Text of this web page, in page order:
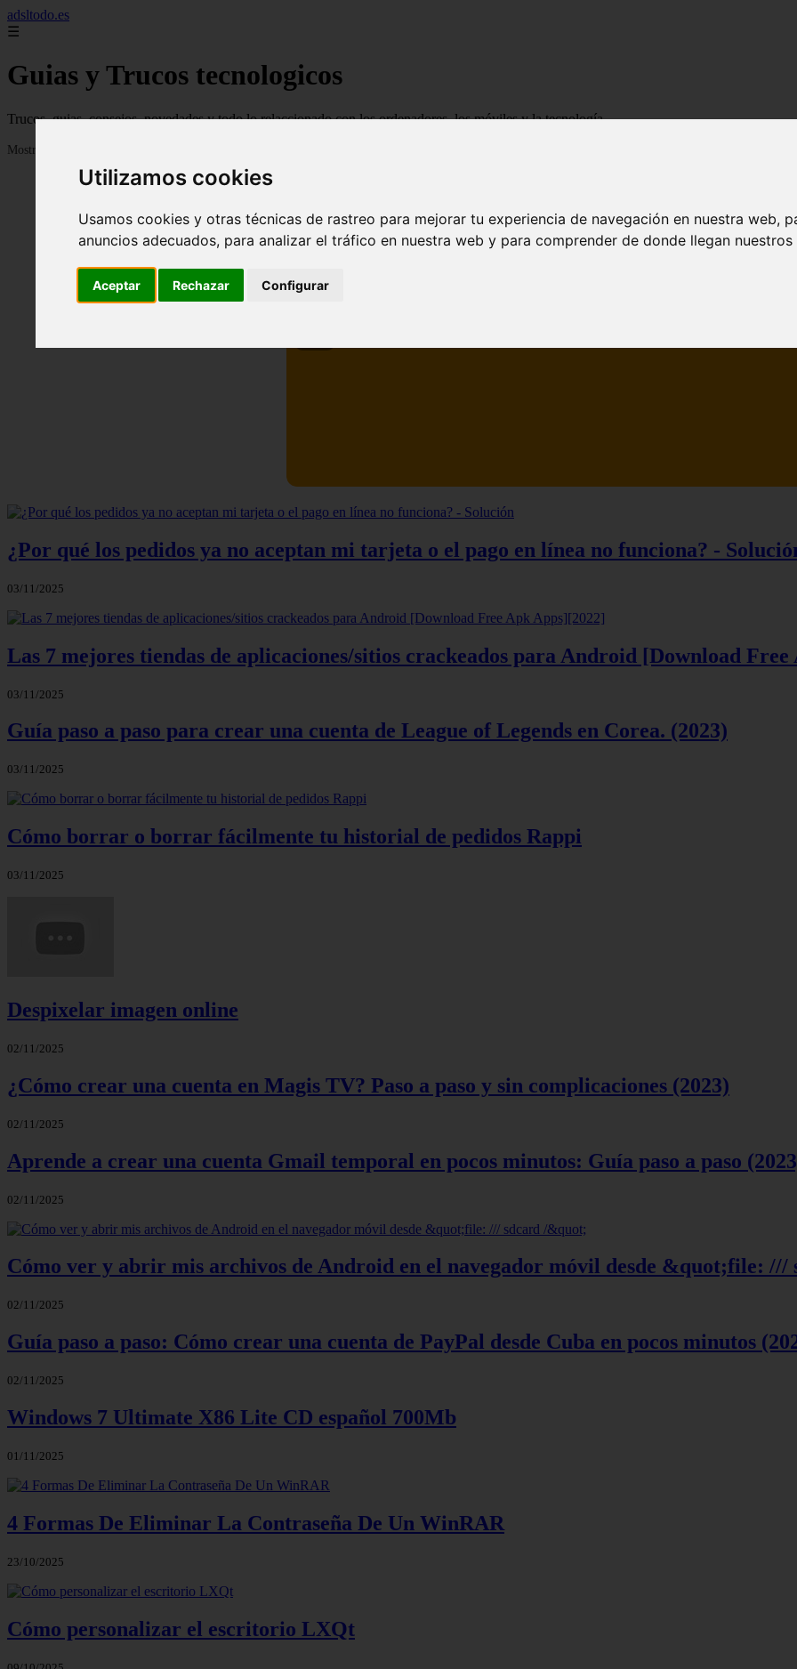
Utilizamos cookies
Usamos cookies y otras técnicas de rastreo para mejorar tu experiencia de navegación en nuestra web,
anuncios adecuados, para analizar el tráfico en nuestra web y para comprender de donde llegan
Aceptar Rechazar Configurar
adsltodo.es
☰
Guias y Trucos tecnologicos
Trucos, guias, consejos, novedades y todo lo relaccionado con los ordenadores, los móviles y la tecnología
Mostrando 1 - 24 de 148 artículos
¿Por qué los pedidos ya no aceptan mi tarjeta o el pago en línea no funciona? -
03/11/2025
Las 7 mejores tiendas de aplicaciones/sitios crackeados para Android [Download
03/11/2025
Guía paso a paso para crear una cuenta de League of Legends en Corea. (2023)
03/11/2025
Cómo borrar o borrar fácilmente tu historial de pedidos Rappi
03/11/2025
Despixelar imagen online
02/11/2025
¿Cómo crear una cuenta en Magis TV? Paso a paso y sin complicaciones (2023)
02/11/2025
Aprende a crear una cuenta Gmail temporal en pocos minutos: Guía paso a paso
02/11/2025
Cómo ver y abrir mis archivos de Android en el navegador móvil desde &quot;file:
02/11/2025
Guía paso a paso: Cómo crear una cuenta de PayPal desde Cuba en pocos minutos
02/11/2025
Windows 7 Ultimate X86 Lite CD español 700Mb
01/11/2025
4 Formas De Eliminar La Contraseña De Un WinRAR
23/10/2025
Cómo personalizar el escritorio LXQt